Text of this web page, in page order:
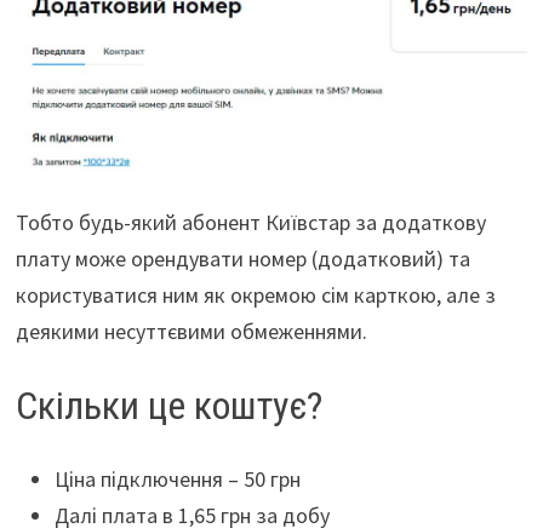
Тобто будь-який абонент Київстар за додаткову
плату може орендувати номер (додатковий) та
користуватися ним як окремою сім карткою, але з
деякими несуттєвими обмеженнями.
Скільки це коштує?
Ціна підключення – 50 грн
Далі плата в 1,65 грн за добу